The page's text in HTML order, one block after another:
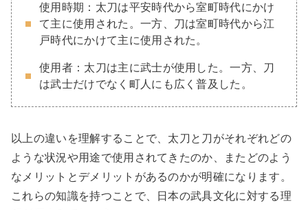
使用時期：太刀は平安時代から室町時代にかけ
て主に使用された。一方、刀は室町時代から江
戸時代にかけて主に使用された。
使用者：太刀は主に武士が使用した。一方、刀
は武士だけでなく町人にも広く普及した。
以上の違いを理解することで、太刀と刀がそれぞれどの
ような状況や用途で使用されてきたのか、またどのよう
なメリットとデメリットがあるのかが明確になります。
これらの知識を持つことで、日本の武具文化に対する理